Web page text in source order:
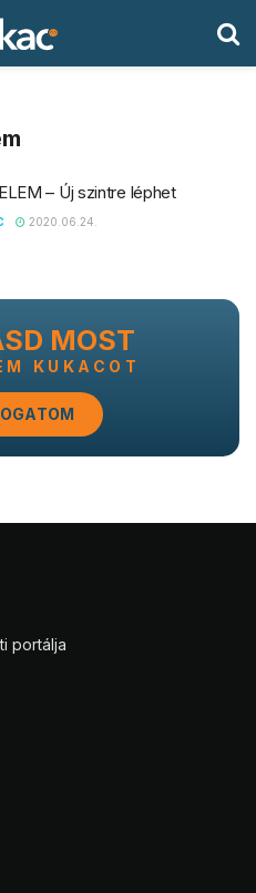
– Új szintre léphet
2020.06.24.
MOST
KUKACOT
portálja